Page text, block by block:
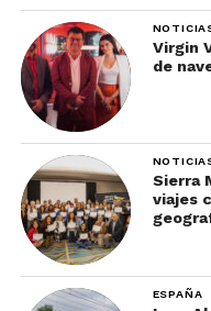
Razones para conocer México
Nombrada
Humanidad por la
mexicana es una de
de las principales
Resultado de la
Virgin
de
Sierra
viajes
ESPAÑA